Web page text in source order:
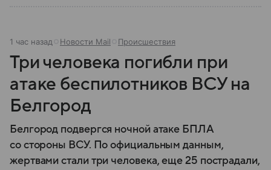
1 час назад Новости Mail Происшествия
Три человека погибли при
атаке беспилотников ВСУ на
Белгород
Белгород подвергся ночной атаке БПЛА
со стороны ВСУ. По официальным данным,
жертвами стали три человека, еще 25 пострадали,